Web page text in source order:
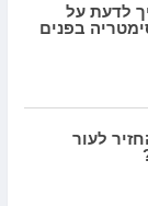
לדעת על
בפנים
לעור